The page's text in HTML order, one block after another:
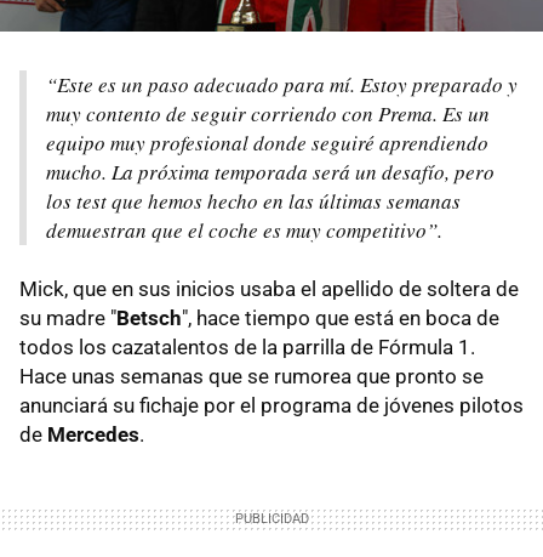
“Este es un paso adecuado para mí. Estoy preparado y
muy contento de seguir corriendo con Prema. Es un
equipo muy profesional donde seguiré aprendiendo
mucho. La próxima temporada será un desafío, pero
los test que hemos hecho en las últimas semanas
demuestran que el coche es muy competitivo”.
Mick, que en sus inicios usaba el apellido de soltera de
su madre "Betsch", hace tiempo que está en boca de
todos los cazatalentos de la parrilla de Fórmula 1.
Hace unas semanas que se rumorea que pronto se
anunciará su fichaje por el programa de jóvenes pilotos
de Mercedes.